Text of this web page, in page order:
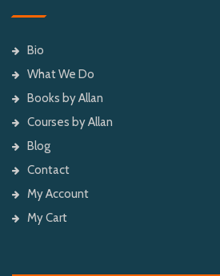
Bio
What We Do
Books by Allan
Courses by Allan
Blog
Contact
My Account
My Cart